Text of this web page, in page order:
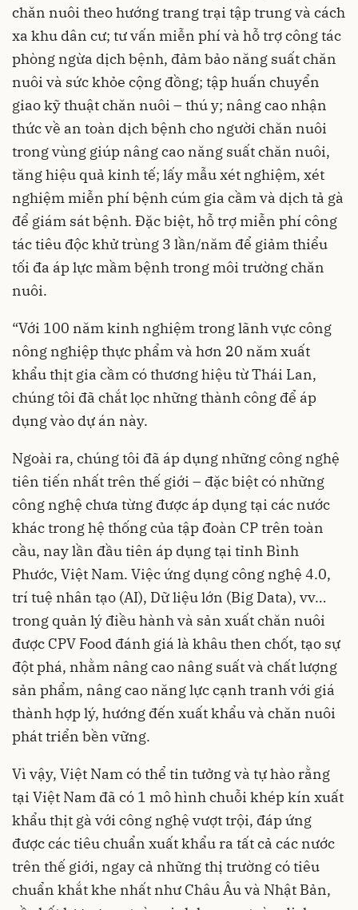
chăn nuôi theo hướng trang trại tập trung và cách
xa khu dân cư; tư vấn miễn phí và hỗ trợ công tác
phòng ngừa dịch bệnh, đảm bảo năng suất chăn
nuôi và sức khỏe cộng đồng; tập huấn chuyển
giao kỹ thuật chăn nuôi – thú y; nâng cao nhận
thức về an toàn dịch bệnh cho người chăn nuôi
trong vùng giúp nâng cao năng suất chăn nuôi,
tăng hiệu quả kinh tế; lấy mẫu xét nghiệm, xét
nghiệm miễn phí bệnh cúm gia cầm và dịch tả gà
để giám sát bệnh. Đặc biệt, hỗ trợ miễn phí công
tác tiêu độc khử trùng 3 lần/năm để giảm thiểu
tối đa áp lực mầm bệnh trong môi trường chăn
nuôi.
“Với 100 năm kinh nghiệm trong lãnh vực công
nông nghiệp thực phẩm và hơn 20 năm xuất
khẩu thịt gia cầm có thương hiệu từ Thái Lan,
chúng tôi đã chắt lọc những thành công để áp
dụng vào dự án này.
Ngoài ra, chúng tôi đã áp dụng những công nghệ
tiên tiến nhất trên thế giới – đặc biệt có những
công nghệ chưa từng được áp dụng tại các nước
khác trong hệ thống của tập đoàn CP trên toàn
cầu, nay lần đầu tiên áp dụng tại tỉnh Bình
Phước, Việt Nam. Việc ứng dụng công nghệ 4.0,
trí tuệ nhân tạo (AI), Dữ liệu lớn (Big Data), vv…
trong quản lý điều hành và sản xuất chăn nuôi
được CPV Food đánh giá là khâu then chốt, tạo sự
đột phá, nhằm nâng cao nâng suất và chất lượng
sản phẩm, nâng cao năng lực cạnh tranh với giá
thành hợp lý, hướng đến xuất khẩu và chăn nuôi
phát triển bền vững.
Vì vậy, Việt Nam có thể tin tưởng và tự hào rằng
tại Việt Nam đã có 1 mô hình chuỗi khép kín xuất
khẩu thịt gà với công nghệ vượt trội, đáp ứng
được các tiêu chuẩn xuất khẩu ra tất cả các nước
trên thế giới, ngay cả những thị trường có tiêu
chuẩn khắt khe nhất như Châu Âu và Nhật Bản,